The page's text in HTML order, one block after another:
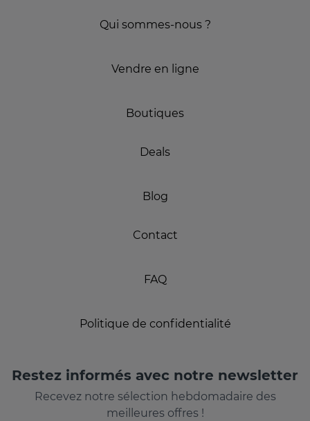
Qui sommes-nous ?
Vendre en ligne
Boutiques
Deals
Blog
Contact
FAQ
Politique de confidentialité
Restez informés avec notre newsletter
Recevez notre sélection hebdomadaire des
meilleures offres !